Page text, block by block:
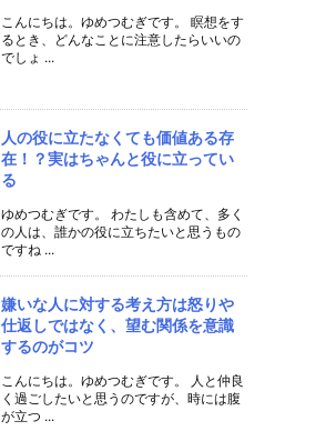
こんにちは。ゆめつむぎです。 瞑想をす
るとき、どんなことに注意したらいいの
でしょ ...
人の役に立たなくても価値ある存
在！？実はちゃんと役に立ってい
る
ゆめつむぎです。 わたしも含めて、多く
の人は、誰かの役に立ちたいと思うもの
ですね ...
嫌いな人に対する考え方は怒りや
仕返しではなく、望む関係を意識
するのがコツ
こんにちは。ゆめつむぎです。 人と仲良
く過ごしたいと思うのですが、時には腹
が立つ ...